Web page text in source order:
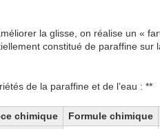
la glisse, on réalise un «
constitué de paraffine sur
de la paraffine et de l’eau : **
chimique Formule chimique